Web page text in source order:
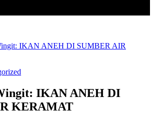
IKAN ANEH DI SUMBER AIR
IKAN ANEH DI
KERAMAT